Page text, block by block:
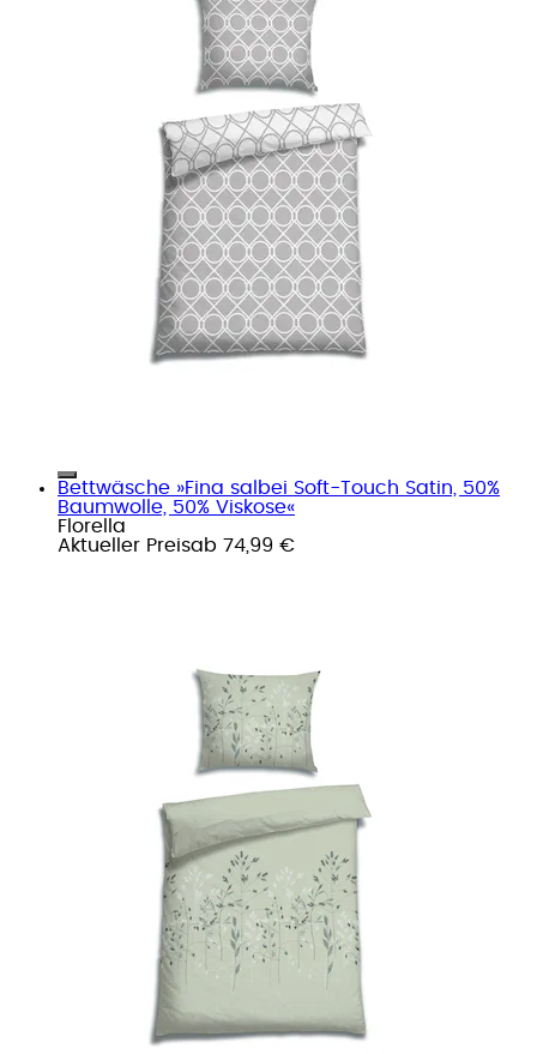
Bettwäsche »Fina salbei Soft-Touch Satin, 50%
Baumwolle, 50% Viskose«
Florella
Aktueller Preisab 74,99 €